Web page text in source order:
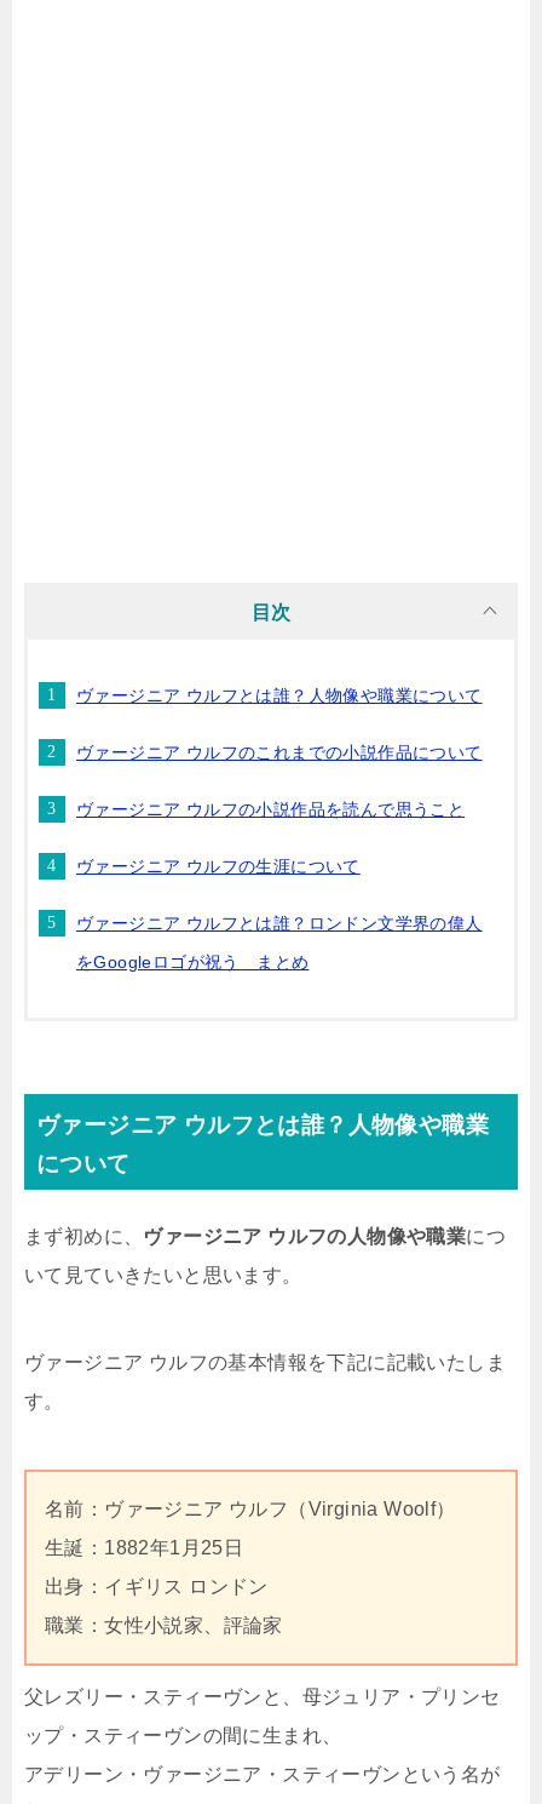
目次
ヴァージニア ウルフとは誰？人物像や職業について
ヴァージニア ウルフのこれまでの小説作品について
ヴァージニア ウルフの小説作品を読んで思うこと
ヴァージニア ウルフの生涯について
ヴァージニア ウルフとは誰？ロンドン文学界の偉人
をGoogleロゴが祝う まとめ
ヴァージニア ウルフとは誰？人物像や職業
について
まず初めに、 ヴァージニア ウルフの人物像や職業につ
いて見ていきたいと思います。
ヴァージニア ウルフの基本情報を下記に記載いたしま
す。
名前：ヴァージニア ウルフ（Virginia Woolf）
生誕：1882年1月25日
出身：イギリス ロンドン
職業：女性小説家、評論家
父レズリー・スティーヴンと、母ジュリア・プリンセ
ップ・スティーヴンの間に生まれ、
アデリーン・ヴァージニア・スティーヴンという名が